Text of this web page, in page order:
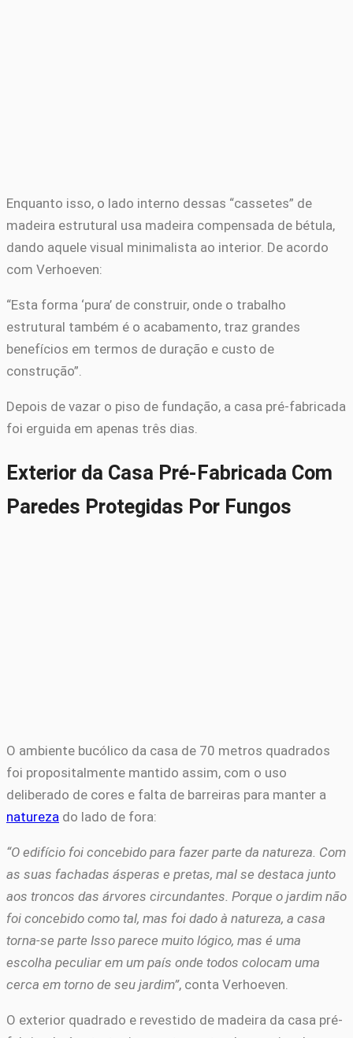
Enquanto isso, o lado interno dessas “cassetes” de
madeira estrutural usa madeira compensada de bétula,
dando aquele visual minimalista ao interior. De acordo
com Verhoeven:
“Esta forma ‘pura’ de construir, onde o trabalho
estrutural também é o acabamento, traz grandes
benefícios em termos de duração e custo de
construção”.
Depois de vazar o piso de fundação, a casa pré-fabricada
foi erguida em apenas três dias.
Exterior da Casa Pré-Fabricada Com
Paredes Protegidas Por Fungos
O ambiente bucólico da casa de 70 metros quadrados
foi propositalmente mantido assim, com o uso
deliberado de cores e falta de barreiras para manter a
natureza do lado de fora:
“O edifício foi concebido para fazer parte da natureza. Com
as suas fachadas ásperas e pretas, mal se destaca junto
aos troncos das árvores circundantes. Porque o jardim não
foi concebido como tal, mas foi dado à natureza, a casa
torna-se parte Isso parece muito lógico, mas é uma
escolha peculiar em um país onde todos colocam uma
cerca em torno de seu jardim”, conta Verhoeven.
O exterior quadrado e revestido de madeira da casa pré-